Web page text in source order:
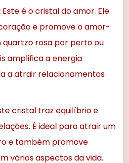
Este é o cristal do amor. Ele
e promove o amor-
quartzo rosa por perto ou
amplifica a energia
a atrair relacionamentos
cristal traz equilíbrio e
É ideal para atrair um
e também promove
vários aspectos da vida.